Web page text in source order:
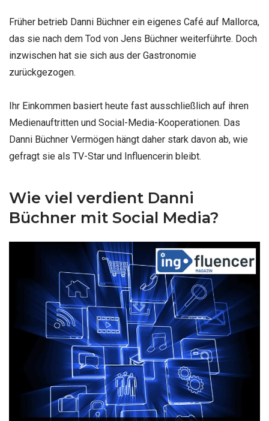
Früher betrieb Danni Büchner ein eigenes Café auf Mallorca,
das sie nach dem Tod von Jens Büchner weiterführte. Doch
inzwischen hat sie sich aus der Gastronomie
zurückgezogen.
Ihr Einkommen basiert heute fast ausschließlich auf ihren
Medienauftritten und Social-Media-Kooperationen. Das
Danni Büchner Vermögen hängt daher stark davon ab, wie
gefragt sie als TV-Star und Influencerin bleibt.
Wie viel verdient Danni
Büchner mit Social Media?